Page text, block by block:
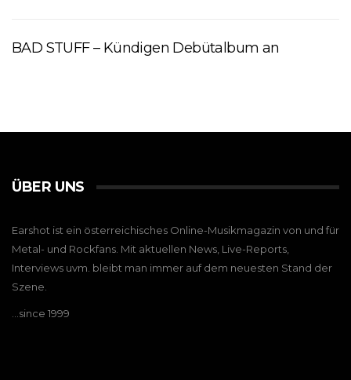
BAD STUFF – Kündigen Debütalbum an
ÜBER UNS
Earshot ist ein österreichisches Online-Musikmagazin von und für
Metal- und Rockfans. Mit aktuellen News, Live-Reports,
Interviews uvm. bleibt man immer auf dem neuesten Stand der
Szene.
…since 1999